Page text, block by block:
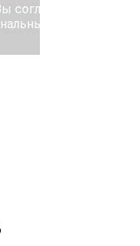
соглашаетесь с
данных